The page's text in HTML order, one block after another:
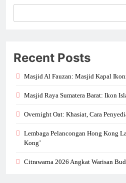
Recent Posts
Masjid Al Fauzan: Masjid Kapal
Masjid Raya Sumatera Barat: Ikon
Overnight Oat: Khasiat, Cara
Lembaga Pelancongan Hong Kong
Kong’
Citrawarna 2026 Angkat Warisan